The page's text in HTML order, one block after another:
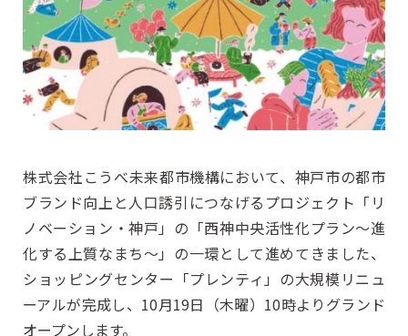
株式会社こうべ未来都市機構において、神戸市の都市
ブランド向上と人口誘引につなげるプロジェクト「リ
ノベーション・神戸」の「西神中央活性化プラン～進
化する上質なまち～」の一環として進めてきました、
ショッピングセンター「プレンティ」の大規模リニュ
ーアルが完成し、10月19日（木曜）10時よりグランド
オープンします。